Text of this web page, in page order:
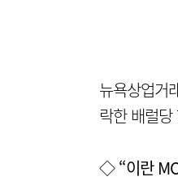
뉴욕상업거
락한 배럴
◇ “이란